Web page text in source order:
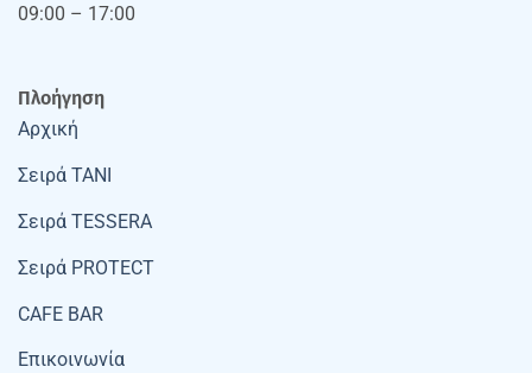
09:00 – 17:00
Πλοήγηση
Αρχική
Σειρά TANI
Σειρά TESSERA
Σειρά PROTECT
CAFE BAR
Επικοινωνία